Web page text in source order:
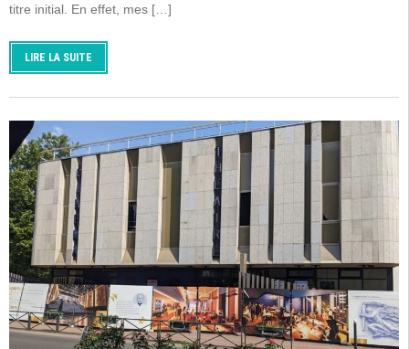
titre initial. En effet, mes […]
LIRE LA SUITE